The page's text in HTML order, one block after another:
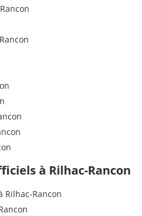
à Rilhac-Rancon
Rilhac-Rancon